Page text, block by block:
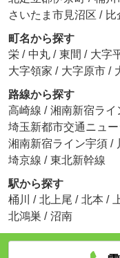
さいたま市見沼区 / 比
町名から探す
栄 / 中丸 / 東間 / 大字
大字領家 / 大字原市 /
路線から探す
高崎線 / 湘南新宿ライ
埼玉新都市交通ニュ
湘南新宿ライン宇須 /
埼京線 / 東北新幹線
駅から探す
桶川
/ 北上尾 / 北本 /
北鴻巣 / 沼南